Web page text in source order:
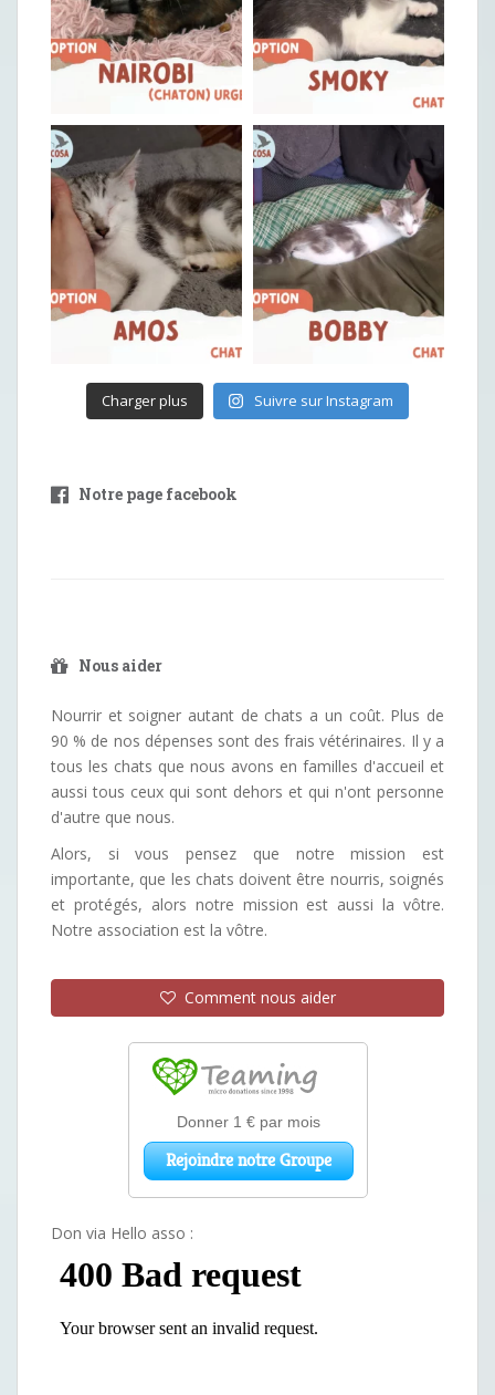
Charger plus Suivre sur Instagram
Notre page facebook
Nous aider
Nourrir et soigner autant de chats a un coût. Plus de
90 % de nos dépenses sont des frais vétérinaires. Il y a
tous les chats que nous avons en familles d'accueil et
aussi tous ceux qui sont dehors et qui n'ont personne
d'autre que nous.
Alors, si vous pensez que notre mission est
importante, que les chats doivent être nourris, soignés
et protégés, alors notre mission est aussi la vôtre.
Notre association est la vôtre.
Comment nous aider
Don via Hello asso :